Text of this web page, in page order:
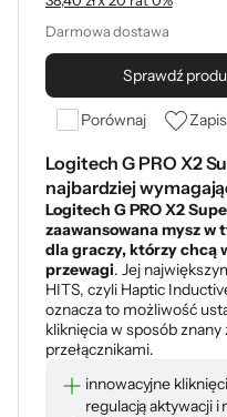
Darmowa dostawa
Sprawdź
Porównaj
Logitech G PRO X2
najbardziej
Logitech G PRO X2
zaawansowana mysz
dla graczy, którzy chcą
przewagi. Jej
HITS, czyli Haptic
oznacza to możliwość
kliknięcia w sposób
przełącznikami.
innowacyjne
regulacją aktywacji i